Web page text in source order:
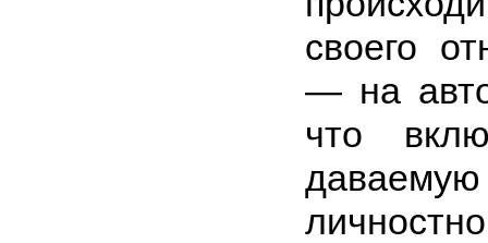
своего
— на
что